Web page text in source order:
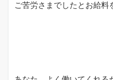
ご苦労さまでしたとお給料